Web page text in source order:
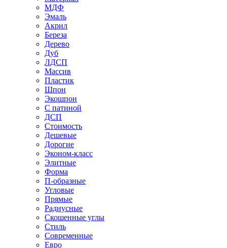
МДФ
Эмаль
Акрил
Береза
Дерево
Дуб
ЛДСП
Массив
Пластик
Шпон
Экошпон
С патиной
ДСП
Стоимость
Дешевые
Дорогие
Эконом-класс
Элитные
Форма
П-образные
Угловые
Прямые
Радиусные
Скошенные углы
Стиль
Современные
Евро